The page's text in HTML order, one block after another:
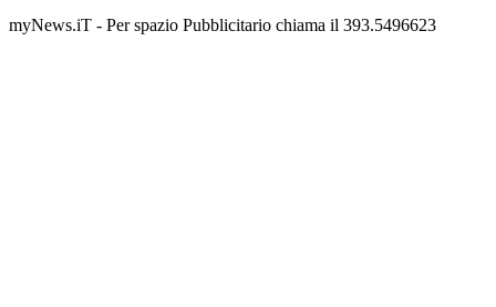
myNews.iT - Per spazio Pubblicitario chiama il 393.5496623